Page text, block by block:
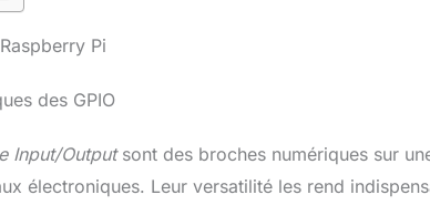
Pi
des GPIO
Input/Outputsont des broches numériques sur
électroniques. Leur versatilité les rend